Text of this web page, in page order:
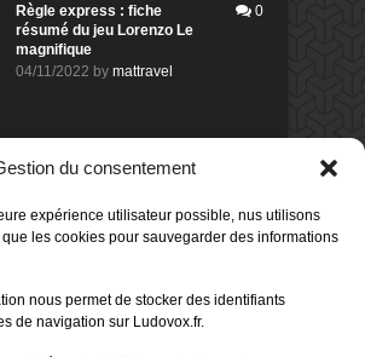
du consentement
expérience utilisateur possible, nus utilisons
les cookies pour sauvegarder des informations
nous permet de stocker des identifiants
de navigation sur Ludovox.fr.
Règle express : fiche
résumé du jeu Lorenzo Le
magnifique
04/11/2022 by mattravel
0
Sur le jeu Detective Box - Ciao
Bella
Avis demorlockbob
Sur le jeu Detective Box - Ciao
80%